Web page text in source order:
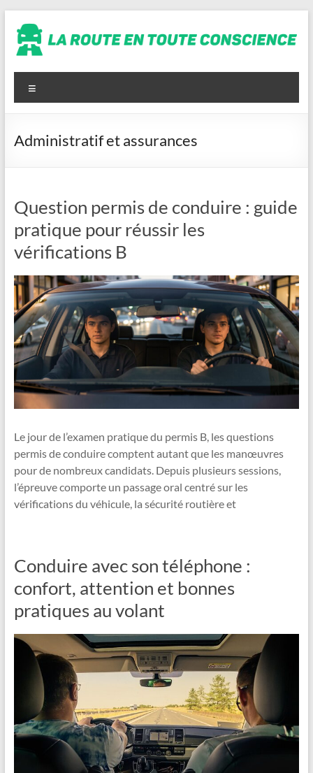
contenu
La
route
en
toute
conscience
Administratif et assurances
Question permis de conduire : guide
pratique pour réussir les
vérifications B
Le jour de l’examen pratique du permis B, les questions
permis de conduire comptent autant que les manœuvres
pour de nombreux candidats. Depuis plusieurs sessions,
l’épreuve comporte un passage oral centré sur les
vérifications du véhicule, la sécurité routière et
Conduire avec son téléphone :
confort, attention et bonnes
pratiques au volant